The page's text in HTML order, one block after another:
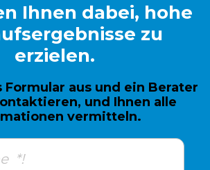
Ihnen dabei, hohe
zu
erzielen.
Formular aus und ein Berater
und Ihnen alle
vermitteln.